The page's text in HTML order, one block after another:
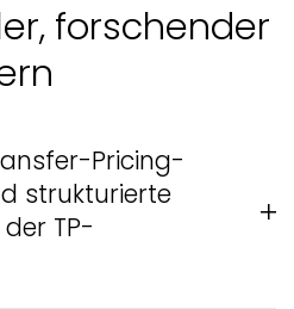
forschender
Pricing-
strukturierte
TP-